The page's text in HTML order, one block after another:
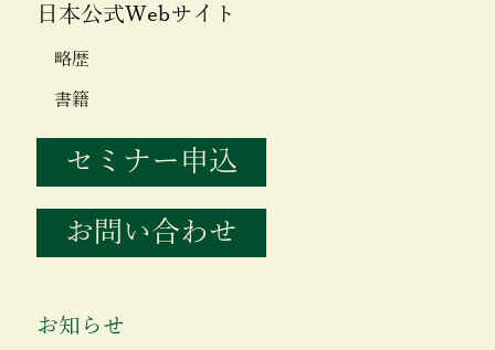
日本公式Webサイト
略歴
書籍
セミナー申込
お問い合わせ
お知らせ